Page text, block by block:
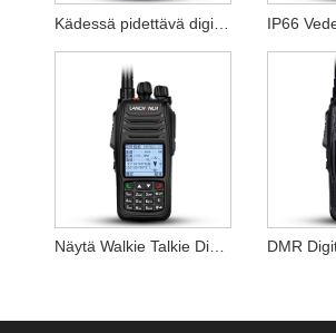
Näytä Walkie Talkie Digital -kaksisuuntainen radio GPS-yhteydellä